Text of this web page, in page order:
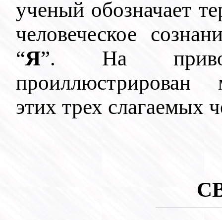
ученый обозначает
человеческое
“Я”. На
проиллюстрирован
этих трех слагаемых